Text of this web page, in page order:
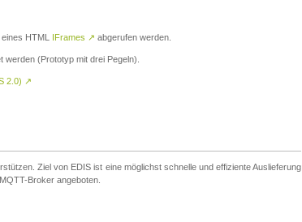
HTML IFrames ↗ abgerufen werden.
werden (Prototyp mit drei Pegeln).
2.0) ↗
Ziel von EDIS ist eine möglichst schnelle und effiziente Auslieferung
Broker angeboten.